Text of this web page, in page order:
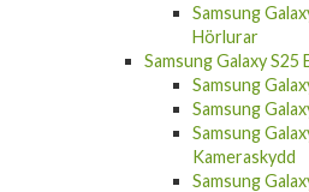
Hörlurar
Samsung Galaxy S25
Samsung
Samsung
Samsung
Kameraskydd
Samsung
Hörlurar